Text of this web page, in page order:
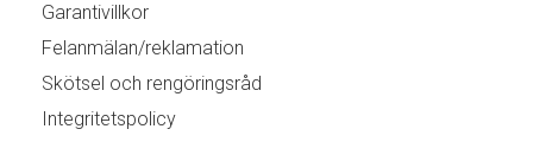
Garantivillkor
Felanmälan/reklamation
Skötsel och rengöringsråd
Integritetspolicy